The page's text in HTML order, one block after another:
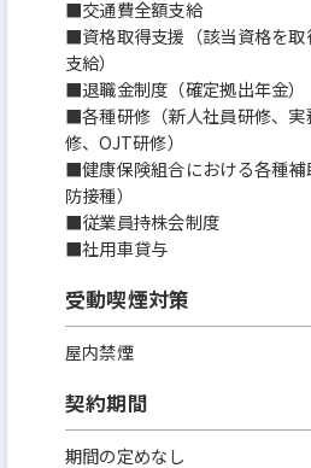
■交通費全額支給
■資格取得支援（該当資格を取
支給）
■退職金制度（確定拠出年金）
■各種研修（新人社員研修、実
修、OJT研修）
■健康保険組合における各種補
防接種）
■従業員持株会制度
■社用車貸与
受動喫煙対策
屋内禁煙
契約期間
期間の定めなし